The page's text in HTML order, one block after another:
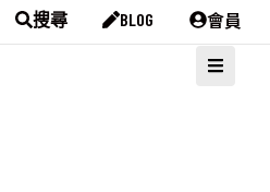
搜尋 BLOG 會員